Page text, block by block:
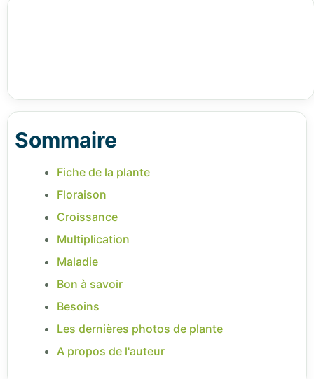
Sommaire
Fiche de la plante
Floraison
Croissance
Multiplication
Maladie
Bon à savoir
Besoins
Les dernières photos de plante
A propos de l'auteur